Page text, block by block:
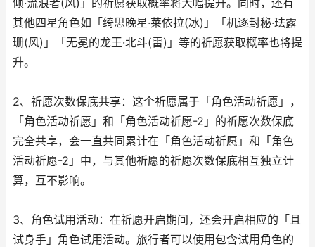
倾·流浪者(风)」的祈愿获取概率将大幅提升。同时，还有
其他四星角色如「绮思晚星·莱依拉(冰)」「机逐封秘·珐露
珊(风)」「无冕的龙王·北斗(雷)」等的祈愿获取概率也将提
升。
2、祈愿次数保底共享：这个祈愿属于「角色活动祈愿」，
「角色活动祈愿」和「角色活动祈愿-2」的祈愿次数保底
完全共享，会一直共同累计在「角色活动祈愿」和「角色
活动祈愿-2」中，与其他祈愿的祈愿次数保底相互独立计
算，互不影响。
3、角色试用活动：在祈愿开启期间，还会开启相应的「且
试身手」角色试用活动。旅行者可以使用包含试用角色的